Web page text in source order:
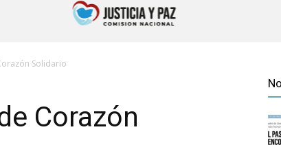
Solidario
Corazón